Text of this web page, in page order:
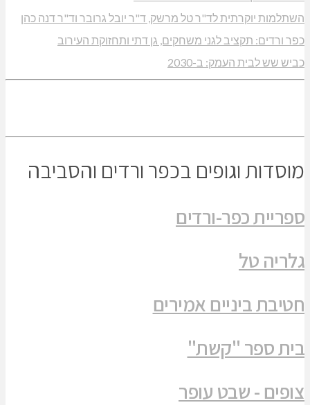
השתלמות יוקרתית לד"ר טל מרשק, ד"ר יובל גרובר וד"ר דנה כהן
כפר ורדים: תקציב לגני משחקים, גן דתי ותחזוקת העירוב
כביש שש לבית העמק: ב-2030
מוסדות וגופים בכפר ורדים והסביבה
ספריית כפר-ורדים
גלריה טל
חטיבת ביניים אמירים
בית ספר "קשת"
צופים - שבט עופר